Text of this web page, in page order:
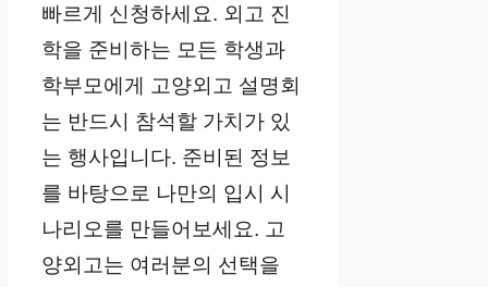
빠르게 신청하세요. 외고 진
학을 준비하는 모든 학생과
학부모에게 고양외고 설명회
는 반드시 참석할 가치가 있
는 행사입니다. 준비된 정보
를 바탕으로 나만의 입시 시
나리오를 만들어보세요. 고
양외고는 여러분의 선택을